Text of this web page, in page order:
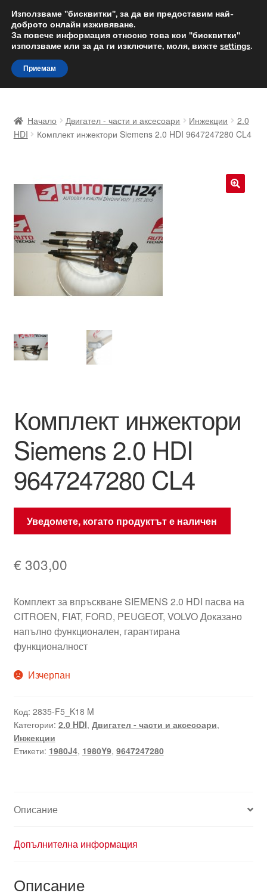
ДОСТАВКА от 12 лв.
Доставка по целия свят
Skip
to
navigation
Skip
to
content
Доставка по целия свят
За нас
Количка
Контакт
Моята сметка
Политика за поверителност
Процедура за рекламации
Разгледайте
Транспорт
Начало Двигател - части и аксесоари Инжекции
2.0
HDI
Комплект инжектори Siemens 2.0 HDI 9647247280 CL4
Комплект инжектори
Siemens 2.0 HDI
9647247280 CL4
Уведомете, когато продуктът е наличен
€ 303,00
Комплект за впръскване SIEMENS 2.0 HDI пасва на
CITROEN, FIAT, FORD, PEUGEOT, VOLVO Доказано
напълно функционален, гарантирана
функционалност
Изчерпан
Код: 2835-F5_K18 M
Категории: 2.0 HDI, Двигател - части и аксесоари,
Инжекции
Етикети: 1980J4, 1980Y9, 9647247280
Описание
Допълнителна информация
Описание
Използваме "бисквитки", за да ви предоставим най-
доброто онлайн изживяване.
За повече информация относно това кои "бисквитки"
използваме или за да ги изключите, моля, вижте settings.
Приемам